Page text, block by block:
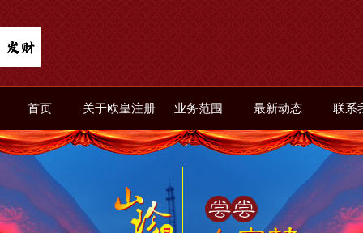
首页 关于欧皇注册 业务范围 最新动态 联系